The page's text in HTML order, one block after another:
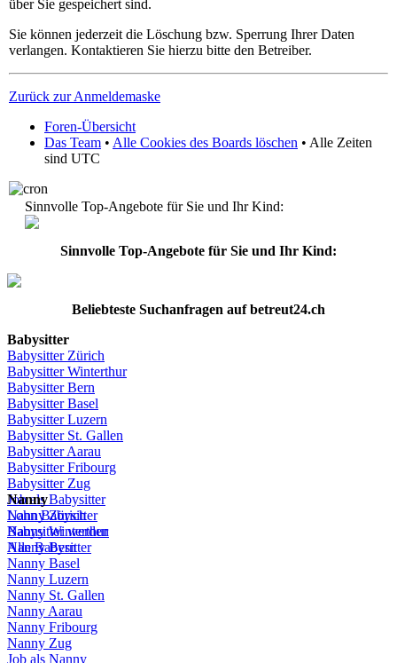
über Sie gespeichert sind.
Sie können jederzeit die Löschung bzw. Sperrung Ihrer Daten
verlangen. Kontaktieren Sie hierzu bitte den Betreiber.
Zurück zur Anmeldemaske
Foren-Übersicht
Das Team • Alle Cookies des Boards löschen • Alle Zeiten
sind UTC
Sinnvolle Top-Angebote für Sie und Ihr Kind:
Sinnvolle Top-Angebote für Sie und Ihr Kind:
Beliebteste Suchanfragen aufbetreut24.ch
Babysitter
Babysitter Zürich
Babysitter Winterthur
Babysitter Bern
Babysitter Basel
BabysitterLuzern
Babysitter St. Gallen
BabysitterAarau
BabysitterFribourg
Babysitter Zug
JobalsBabysitter
LohnBabysitter
Babysitterwerden
Alle Babysitter
Nanny
NannyZürich
Nanny Winterthur
Nanny Bern
Nanny Basel
Nanny Luzern
Nanny St. Gallen
Nanny Aarau
Nanny Fribourg
Nanny Zug
Job als Nanny